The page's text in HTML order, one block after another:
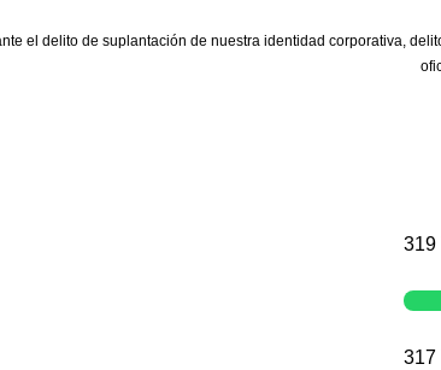
el delito de suplantación de nuestra identidad corporativa,
319
317